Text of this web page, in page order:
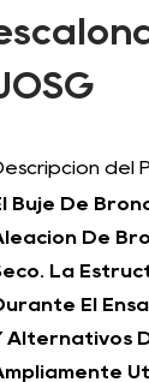
del
Buje De
De
La
El
Alternativos